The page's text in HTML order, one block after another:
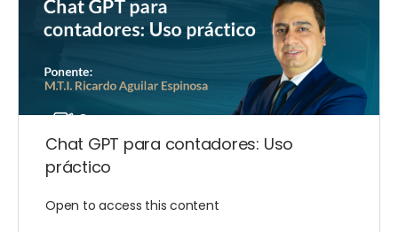
Chat GPT para contadores: Uso
práctico
Open to access this content